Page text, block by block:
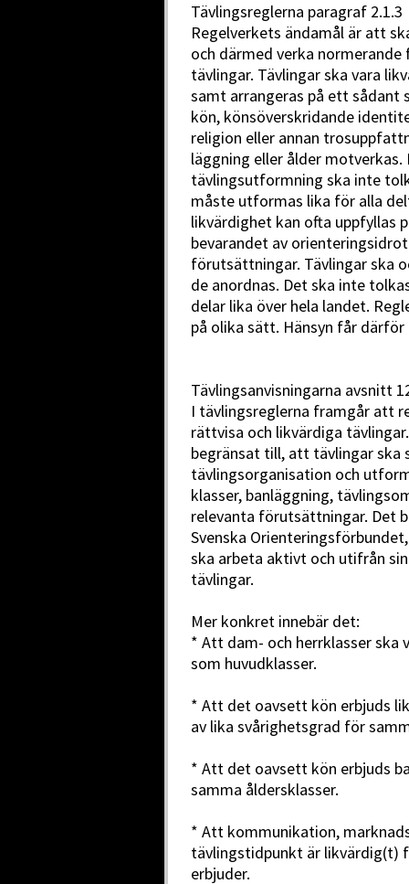
Tävlingsreglerna paragraf 2.1.3
Regelverkets ändamål är att
och därmed verka
tävlingar. Tävlingar ska vara
samt arrangeras på ett
kön, könsöverskridande
religion eller annan
läggning eller ålder
tävlingsutformning ska inte
måste utformas lika för alla
likvärdighet kan ofta uppfyllas
bevarandet av
förutsättningar. Tävlingar ska
de anordnas. Det ska inte
delar lika över hela landet.
på olika sätt. Hänsyn får
Tävlingsanvisningarna avsnitt
I tävlingsreglerna framgår att
rättvisa och likvärdiga
begränsat till, att tävlingar ska
tävlingsorganisation och
klasser, banläggning,
relevanta förutsättningar. Det
Svenska
ska arbeta aktivt och utifrån
tävlingar.
Mer konkret innebär det:
* Att dam- och herrklasser ska
som huvudklasser.
* Att det oavsett kön erbjuds
av lika svårighetsgrad för
* Att det oavsett kön erbjuds
samma åldersklasser.
* Att kommunikation,
tävlingstidpunkt är likvärdig(t)
erbjuder.